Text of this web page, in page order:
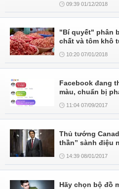
09:39 01/12/2018
"Bí quyết" phân
chất và tôm khô
10:20 07/01/2018
Facebook đang
màu, chuẩn bị
11:04 07/09/2017
Thủ tướng
thần” sành điệu
14:39 08/01/2017
Hãy chọn bộ đồ